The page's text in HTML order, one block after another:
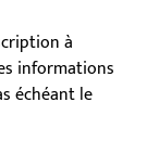
à
informations
échéant le